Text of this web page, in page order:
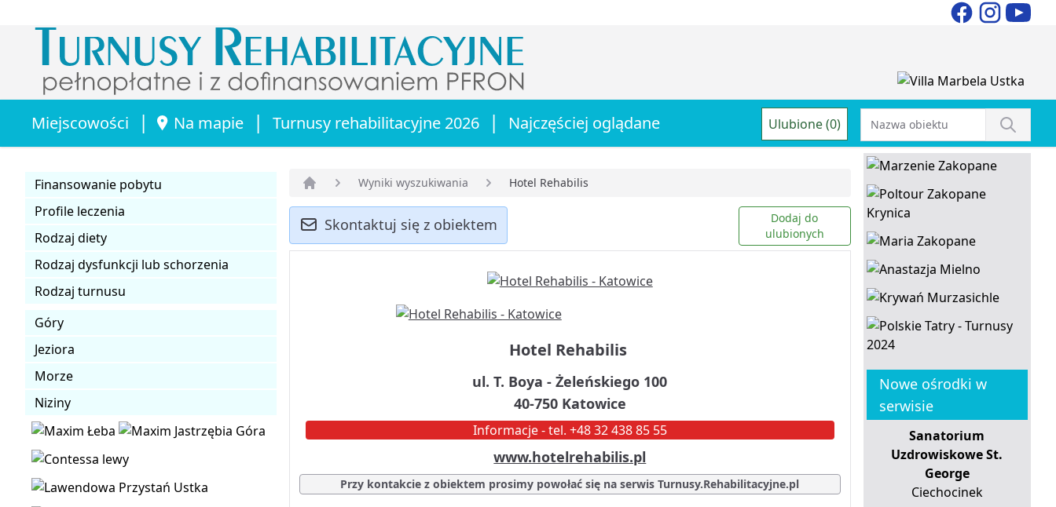
Miejscowości | Na mapie | Turnusy rehabilitacyjne 2026 | Najczęściej oglądane Ulubione (0)
Finansowanie pobytu
Profile leczenia
Rodzaj diety
Rodzaj dysfunkcji lub schorzenia
Rodzaj turnusu
Góry
Jeziora
Morze
Niziny
Wyniki wyszukiwania Hotel Rehabilis
Skontaktuj się z obiektem
Dodaj do
ulubionych
Hotel Rehabilis
ul. T. Boya - Żeleńskiego 100
40-750 Katowice
Informacje - tel. +48 32 438 85 55
www.hotelrehabilis.pl
Przy kontakcie z obiektem prosimy powołać się na serwis Turnusy.Rehabilitacyjne.pl
Nowe ośrodki w
serwisie
Sanatorium
Uzdrowiskowe St.
George
Ciechocinek